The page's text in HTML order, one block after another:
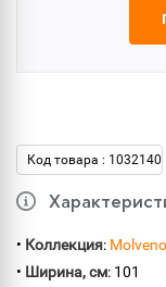
Код товара : 1032140
• Коллекция: Molveno
• Ширина, см: 101